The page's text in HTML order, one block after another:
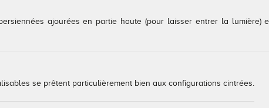
ajourées en partie haute (pour laisser entrer la lumière)
se prêtent particulièrement bien aux configurations cintrées.